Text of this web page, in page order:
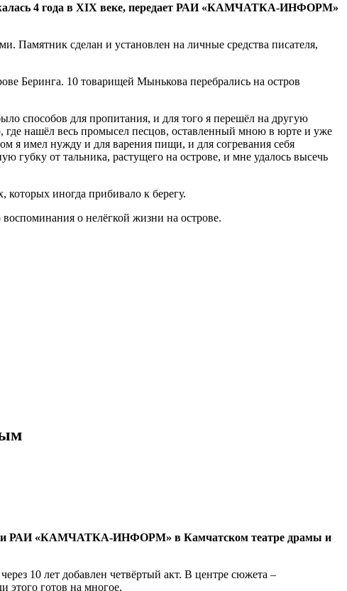
4 года в XIX веке, передает РАИ «КАМЧАТКА-ИНФОРМ»
Памятник сделан и установлен на личные средства писателя,
Беринга. 10 товарищей Мынькова перебрались на остров
способов для пропитания, и для того я перешёл на другую
где нашёл весь промысел песцов, оставленный мною в юрте и уже
я имел нужду и для варения пищи, и для согревания себя
губку от тальника, растущего на острове, и мне удалось высечь
иногда прибивало к берегу.
о нелёгкой жизни на острове.
РАИ «КАМЧАТКА-ИНФОРМ» в Камчатском театре драмы и
10 лет добавлен четвёртый акт. В центре сюжета –
этого готов на многое.